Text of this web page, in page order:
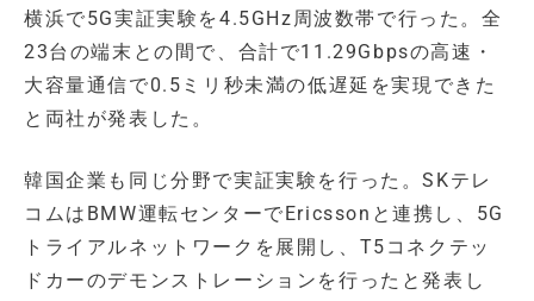
横浜で5G実証実験を4.5GHz周波数帯で行った。全
23台の端末との間で、合計で11.29Gbpsの高速・
大容量通信で0.5ミリ秒未満の低遅延を実現できた
と両社が発表した。
韓国企業も同じ分野で実証実験を行った。SKテレ
コムはBMW運転センターでEricssonと連携し、5G
トライアルネットワークを展開し、T5コネクテッ
ドカーのデモンストレーションを行ったと発表し